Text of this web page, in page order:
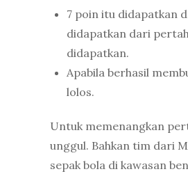
7 poin itu didapatkan
didapatkan dari
didapatkan.
Apabila berhasil
lolos.
Untuk memenangkan
unggul. Bahkan tim dari
sepak bola di kawasan